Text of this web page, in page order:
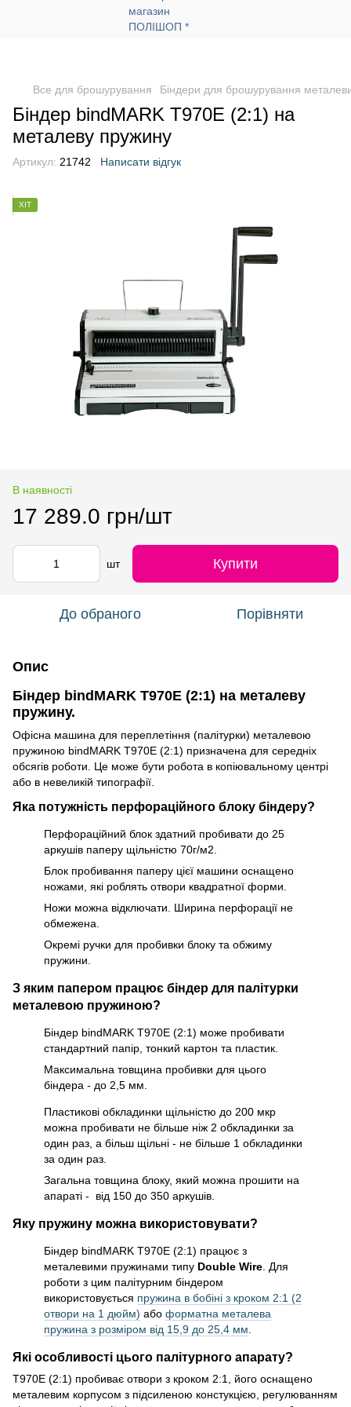
Все для брошурування Біндери для брошурування
Біндер bindMARK T970E (2:1) на
металеву пружину
Артикул: 21742 Написати відгук
ХІТ
В наявності
17 289.0 грн/шт
шт Купити
До обраного Порівняти
Опис
Біндер bindMARK Т970E (2:1) на металеву
пружину.
Офісна машина для переплетіння (палітурки) металевою
пружиною bindMARK T970E (2:1) призначена для середніх
обсягів роботи. Це може бути робота в копіювальному центрі
або в невеликій типографії.
Яка потужність перфораційного блоку біндеру?
Перфораційний блок здатний пробивати до 25
аркушів паперу щільністю 70г/м2.
Блок пробивання паперу цієї машини оснащено
ножами, які роблять отвори квадратної форми.
Ножи можна відключати. Ширина перфорації не
обмежена.
Окремі ручки для пробивки блоку та обжиму
пружини.
З яким папером працює біндер для палітурки
металевою пружиною?
Біндер bindMARK T970E (2:1) може пробивати
стандартний папір, тонкий картон та пластик.
Максимальна товщина пробивки для цього
біндера - до 2,5 мм.
Пластикові обкладинки щільністю до 200 мкр
можна пробивати не більше ніж 2 обкладинки за
один раз, а більш щільні - не більше 1 обкладинки
за один раз.
Загальна товщина блоку, який можна прошити на
апараті - від 150 до 350 аркушів.
Яку пружину можна використовувати?
Біндер bindMARK T970E (2:1) працює з
металевими пружинами типу Double Wire . Для
роботи з цим палітурним біндером
використовується пружина в бобіні з кроком 2:1 (2
отвори на 1 дюйм) або форматна металева
пружина з розміром від 15,9 до 25,4 мм
Які особливості цього палітурного апарату?
T970E (2:1) пробиває отвори з кроком 2:1, його оснащено
металевим корпусом з підсиленою констукцією, регулюванням